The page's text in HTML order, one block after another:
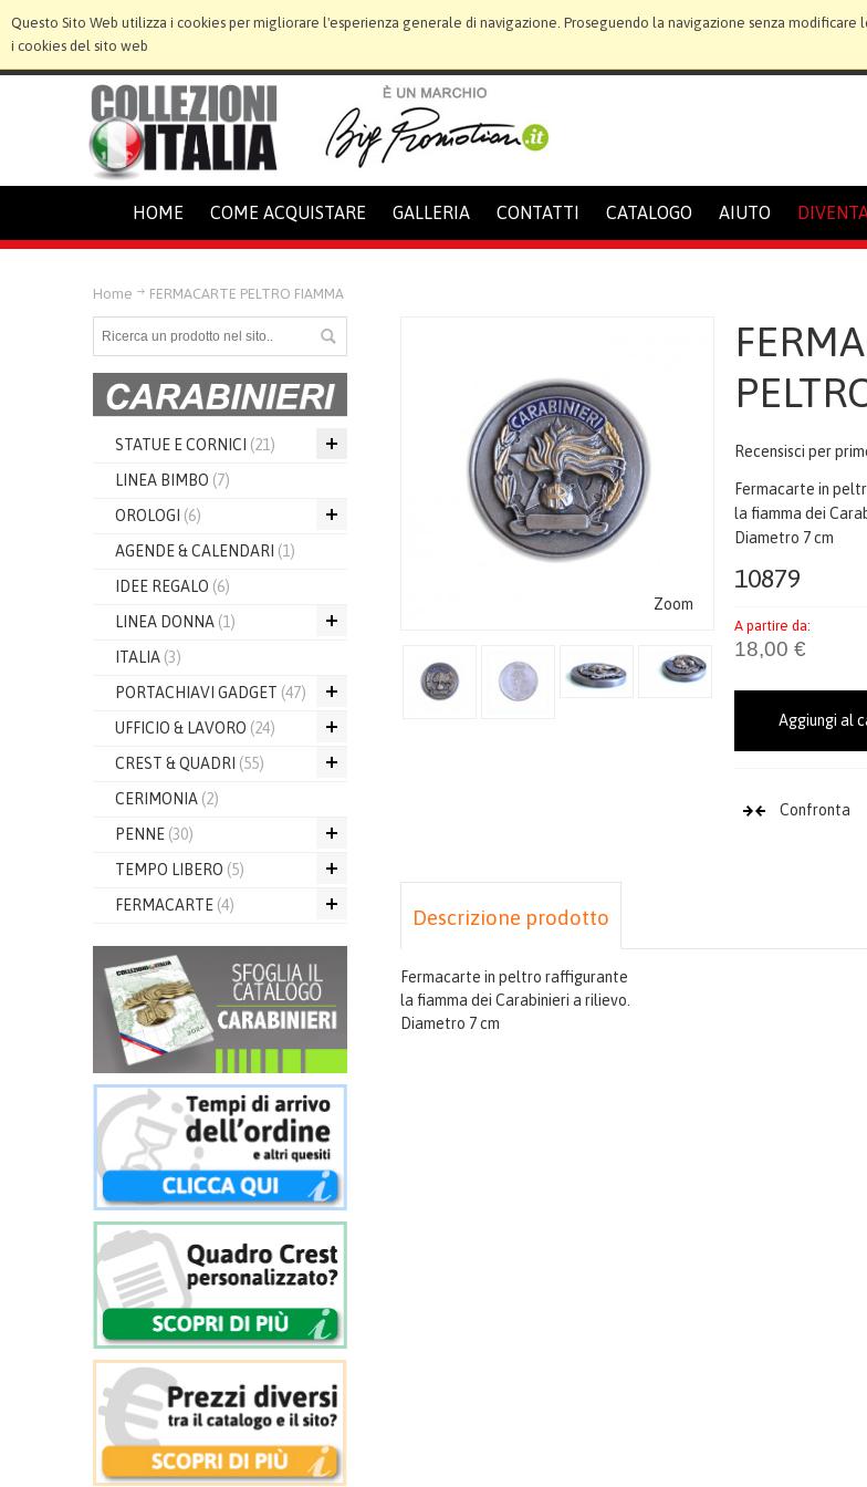
Questo Sito Web utilizza i cookies per migliorare l'esperienza generale di navigazione. Proseguendo la navigazione senza
i cookies del sito web
HOME COME ACQUISTARE GALLERIA CONTATTI CATALOGO AIUTO
Home FERMACARTE PELTRO FIAMMA
Zoom
Recensisci per
Fermacarte in
la fiamma dei
Diametro 7 cm
10879
A partire da:
18,00 €
Aggiungi al
Confronta
Descrizione prodotto
Fermacarte in peltro raffigurante
la fiamma dei Carabinieri a rilievo.
Diametro 7 cm
STATUE E CORNICI (21)
LINEA BIMBO (7)
OROLOGI (6)
AGENDE & CALENDARI (1)
IDEE REGALO (6)
LINEA DONNA (1)
ITALIA (3)
PORTACHIAVI GADGET (47)
UFFICIO & LAVORO (24)
CREST & QUADRI (55)
CERIMONIA (2)
PENNE (30)
TEMPO LIBERO (5)
FERMACARTE (4)